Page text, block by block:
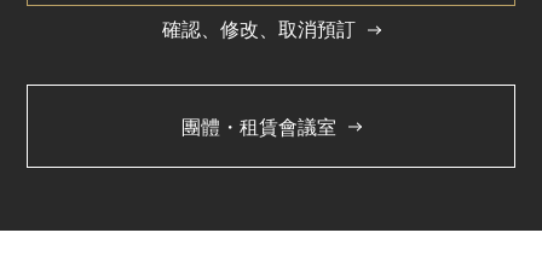
確認、修改、取消預訂
團體・租賃會議室